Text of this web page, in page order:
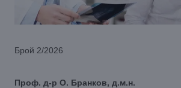
Брой 2/2026
Проф. д-р О. Бранков, д.м.н.